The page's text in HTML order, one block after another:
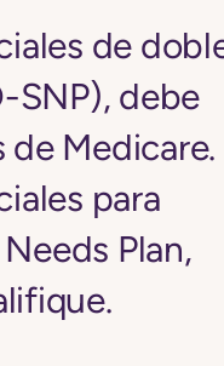
de
SNP), debe
Medicare.
para
Plan,